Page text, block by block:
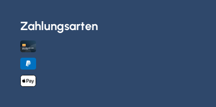
Zahlungsarten